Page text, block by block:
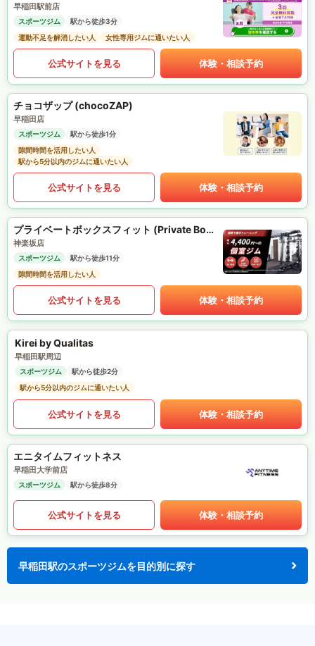
早稲田駅前店
スポーツジム
駅から徒歩3分
運動不足を解消したい人
女性専用ジムに通いたい人
公式サイトを見る 体験・相談予約
チョコザップ (chocoZAP)
早稲田店
スポーツジム
駅から徒歩1分
隙間時間を活用したい人
駅から5分以内のジムに通いたい人
公式サイトを見る 体験・相談予約
プライベートボックスフィット (Private Box Fit)
神楽坂店
スポーツジム
駅から徒歩11分
隙間時間を活用したい人
公式サイトを見る 体験・相談予約
Kirei by Qualitas
早稲田駅周辺
スポーツジム
駅から徒歩2分
駅から5分以内のジムに通いたい人
公式サイトを見る 体験・相談予約
エニタイムフィットネス
早稲田大学前店
スポーツジム 駅から徒歩8分
公式サイトを見る 体験・相談予約
早稲田駅のスポーツジムを目的別に探す